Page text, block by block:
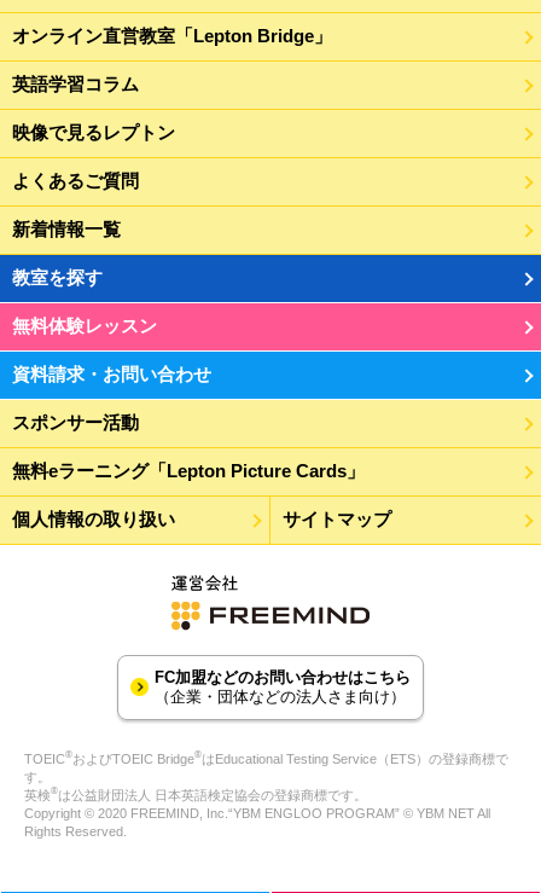
オンライン直営教室「Lepton Bridge」
英語学習コラム
映像で見るレプトン
よくあるご質問
新着情報一覧
教室を探す
無料体験レッスン
資料請求・お問い合わせ
スポンサー活動
無料eラーニング「Lepton Picture Cards」
個人情報の取り扱い サイトマップ
FC加盟などのお問い合わせはこちら
（企業・団体などの法人さま向け）
TOEIC®およびTOEIC Bridge®はEducational Testing Service（ETS）の登録商標で
す。
英検®は公益財団法人 日本英語検定協会の登録商標です。
Copyright © 2020 FREEMIND, Inc.“YBM ENGLOO PROGRAM” © YBM NET All
Rights Reserved.